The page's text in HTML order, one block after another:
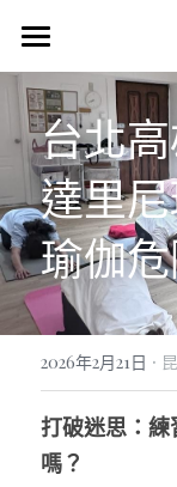
HOME
昆達里尼瑜
13月亮曆＆
理財理心＆
課程＆諮詢
Blog文章
個人成長
閱讀筆記
台北
達里
瑜伽
2026年2月21日 ·
打破迷思：練
嗎？
所有商品分